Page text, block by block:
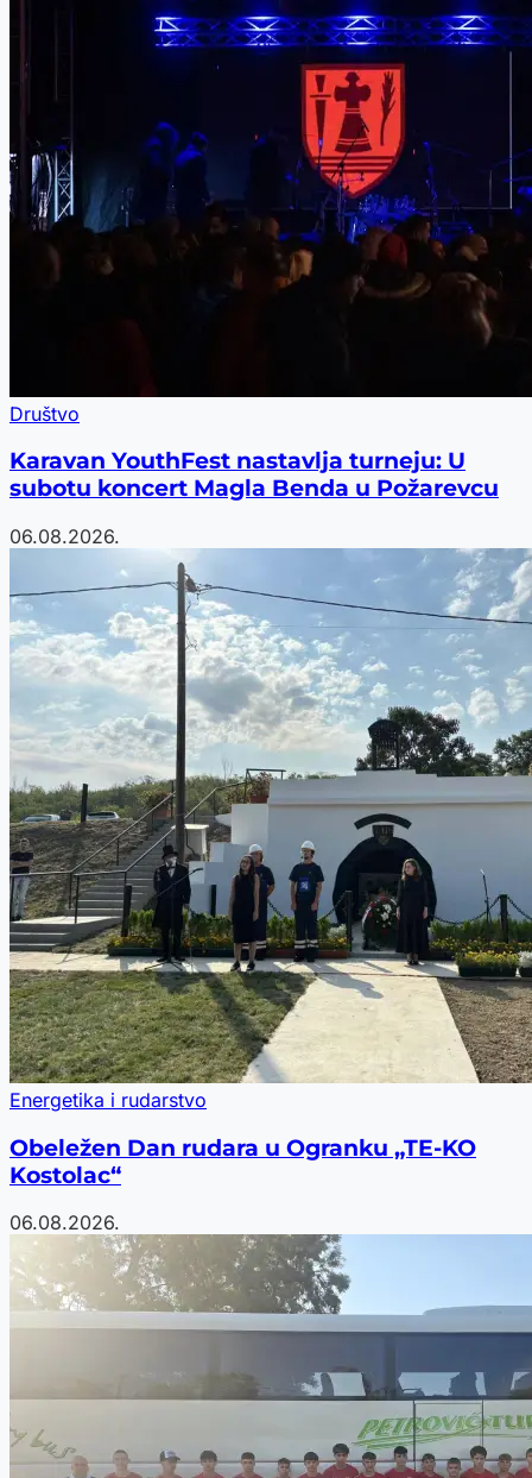
Društvo
Karavan YouthFest nastavlja turneju: U
subotu koncert Magla Benda u Požarevcu
06.08.2026.
Energetika i rudarstvo
Obeležen Dan rudara u Ogranku „TE-KO
Kostolac“
06.08.2026.